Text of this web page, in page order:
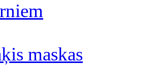
maskas